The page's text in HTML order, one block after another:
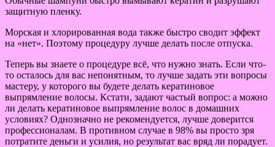
защитную пленку.
Морская и хлорированная вода также быстро сводит эффект
на «нет». Поэтому процедуру лучше делать после отпуска.
Теперь вы знаете о процедуре всё, что нужно знать. Если что-
то осталось для вас непонятным, то лучше задать эти вопросы
мастеру, у которого вы будете делать кератиновое
выпрямление волосы. Кстати, задают частый вопрос: а можно
ли делать кератиновое выпрямление волос в домашних
условиях? Однозначно не рекомендуется, лучше доверится
профессионалам. В противном случае в 98% вы просто зря
потратите деньги и усилия, но результат вас вряд ли порадует.